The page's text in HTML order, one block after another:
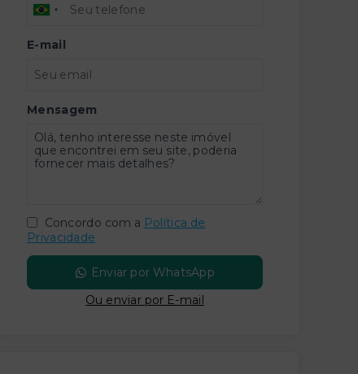
E-mail
Mensagem
Concordo com a Política de
Privacidade
Enviar por WhatsApp
Ou enviar por E-mail